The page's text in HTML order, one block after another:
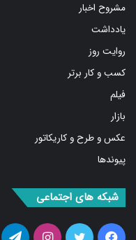
مشروح اخبار
یادداشت
روایت روز
کسب و کار برتر
فیلم
بازار
عکس و طرح و کاریکاتور
پیوندها
شبکه های اجتماعی